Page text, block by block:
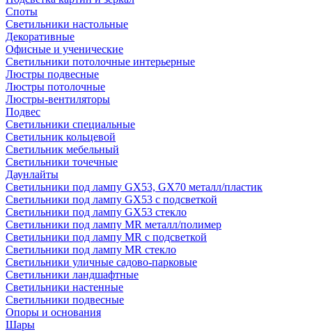
Споты
Светильники настольные
Декоративные
Офисные и ученические
Светильники потолочные интерьерные
Люстры подвесные
Люстры потолочные
Люстры-вентиляторы
Подвес
Светильники специальные
Светильник кольцевой
Светильник мебельный
Светильники точечные
Даунлайты
Светильники под лампу GX53, GX70 металл/пластик
Светильники под лампу GX53 с подсветкой
Светильники под лампу GX53 стекло
Светильники под лампу MR металл/полимер
Светильники под лампу MR с подсветкой
Светильники под лампу MR стекло
Светильники уличные садово-парковые
Светильники ландшафтные
Светильники настенные
Светильники подвесные
Опоры и основания
Шары